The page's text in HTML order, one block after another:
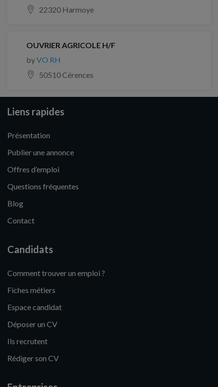
22320 Harmoye
OUVRIER AGRICOLE H/F
byVO RH
50510 Cérences
Liens rapides
Présentation
Publier une annonce
Offres d’emploi
Questions fréquentes
Blog
Contact
Candidats
Comment trouver un emploi ?
Fiches métiers
Espace candidat
Déposer un CV
Ils recrutent
Rédiger son CV